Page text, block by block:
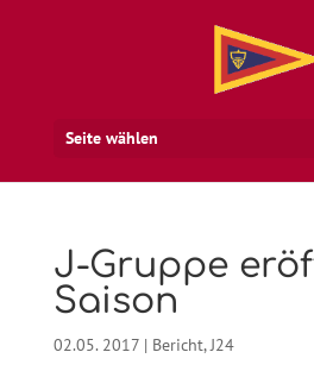
Seite wählen
J-Gruppe
Saison
02.05. 2017| Bericht,J24